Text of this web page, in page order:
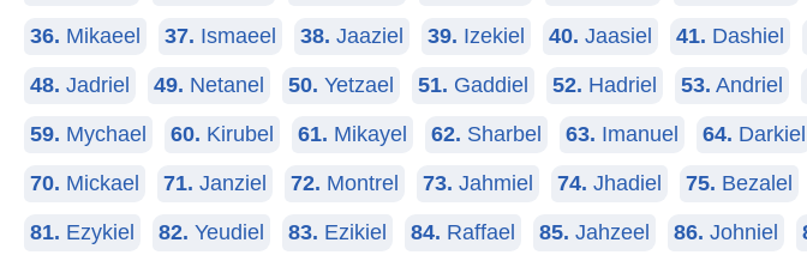
36. Mikaeel 37. Ismaeel 38. Jaaziel 39. Izekiel 40. Jaasiel 41. Dashiel
48. Jadriel 49. Netanel 50. Yetzael 51. Gaddiel 52. Hadriel 53. Andriel
59. Mychael 60. Kirubel 61. Mikayel 62. Sharbel 63. Imanuel 64. Darkiel
70. Mickael 71. Janziel 72. Montrel 73. Jahmiel 74. Jhadiel 75. Bezalel
81. Ezykiel 82. Yeudiel 83. Ezikiel 84. Raffael 85. Jahzeel 86. Johniel